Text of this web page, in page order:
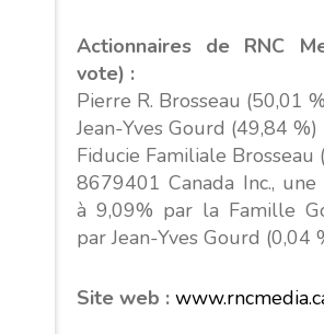
Actionnaires de RNC
vote) :
Pierre R. Brosseau (50,01
Jean-Yves Gourd (49,84 %)
Fiducie Familiale Brosseau
8679401 Canada Inc.,
à 9,09% par la Famille
par Jean-Yves Gourd (0,04
Site web :